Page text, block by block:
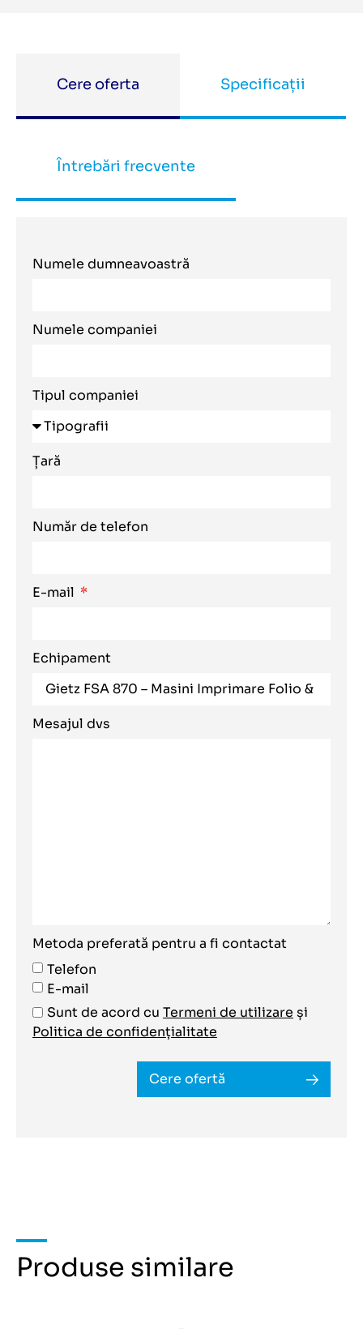
Cere oferta Specificații
Întrebări frecvente
Numele dumneavoastră
Numele companiei
Tipul companiei
Țară
Număr de telefon
E-mail
Echipament
Mesajul dvs
Metoda preferată pentru a fi contactat
Telefon
E-mail
Sunt de acord cu Termeni de utilizare și
Politica de confidențialitate
Cere ofertă
Produse similare